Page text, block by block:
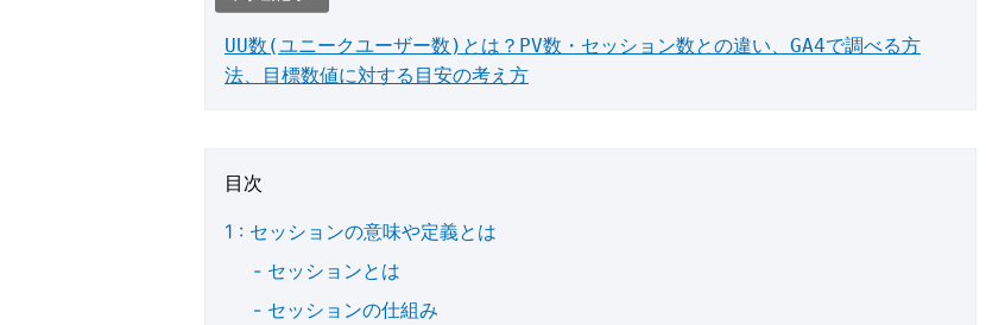
UU数(ユニークユーザー数)とは？PV数・セッション数との違い、GA4で調べる方
法、目標数値に対する目安の考え方
目次
セッションの意味や定義とは
セッションとは
セッションの仕組み